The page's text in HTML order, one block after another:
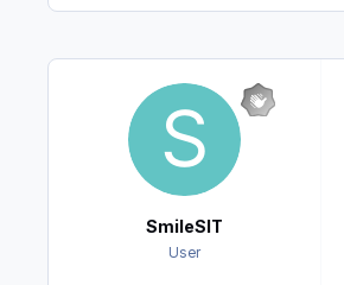
SmileSIT
User